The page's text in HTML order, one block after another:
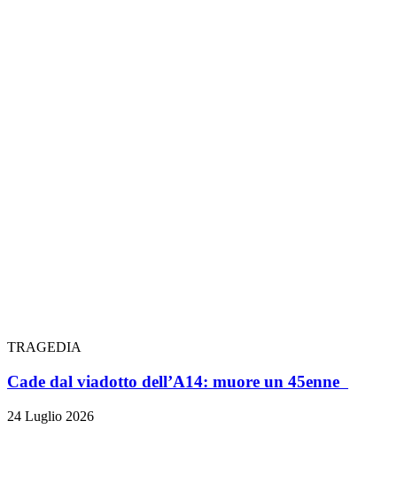
TRAGEDIA
Cade dal viadotto dell’A14: muore un 45enne
24 Luglio 2026